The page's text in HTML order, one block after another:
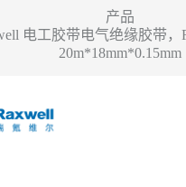
产品
电工胶带电气绝缘胶带，
20m*18mm*0.15mm